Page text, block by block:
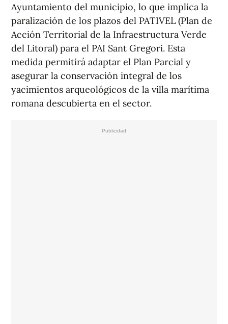
Ayuntamiento del municipio, lo que implica la
paralización de los plazos del PATIVEL (Plan de
Acción Territorial de la Infraestructura Verde
del Litoral) para el PAI Sant Gregori. Esta
medida permitirá adaptar el Plan Parcial y
asegurar la conservación integral de los
yacimientos arqueológicos de la villa marítima
romana descubierta en el sector.